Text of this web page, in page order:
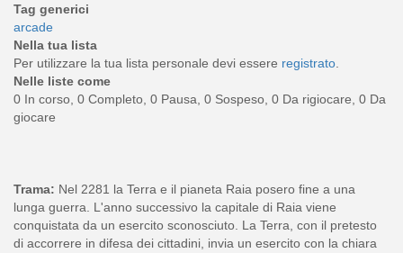
Tag generici
arcade
Nella tua lista
Per utilizzare la tua lista personale devi essere registrato.
Nelle liste come
0 In corso, 0 Completo, 0 Pausa, 0 Sospeso, 0 Da rigiocare, 0 Da
giocare
Trama: Nel 2281 la Terra e il pianeta Raia posero fine a una
lunga guerra. L'anno successivo la capitale di Raia viene
conquistata da un esercito sconosciuto. La Terra, con il pretesto
di accorrere in difesa dei cittadini, invia un esercito con la chiara